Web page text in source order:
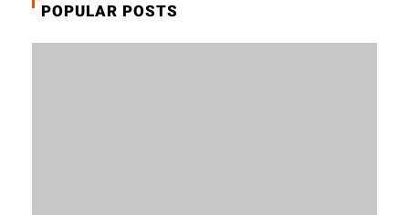
POPULAR POSTS